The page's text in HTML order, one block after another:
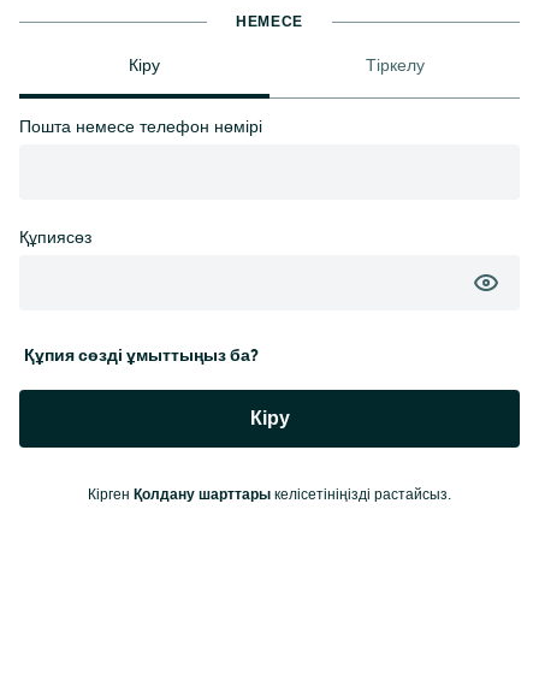
НЕМЕСЕ
Кіру Тіркелу
Пошта немесе телефон нөмірі
Құпиясөз
Құпия сөзді ұмыттыңыз ба?
Кіру
Кірген Қолдану шарттары келісетініңізді растайсыз.